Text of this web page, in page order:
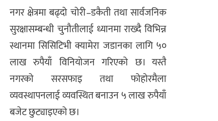
नगर क्षेत्रमा बढ्दो चोरी–डकैती तथा सार्वजनिक
सुरक्षासम्बन्धी चुनौतीलाई ध्यानमा राख्दै विभिन्न
स्थानमा सिसिटिभी क्यामेरा जडानका लागि ५०
लाख रुपैयाँ विनियोजन गरिएको छ। यस्तै
नगरको सरसफाइ तथा फोहोरमैला
व्यवस्थापनलाई व्यवस्थित बनाउन ५ लाख रुपैयाँ
बजेट छुट्याइएको छ।